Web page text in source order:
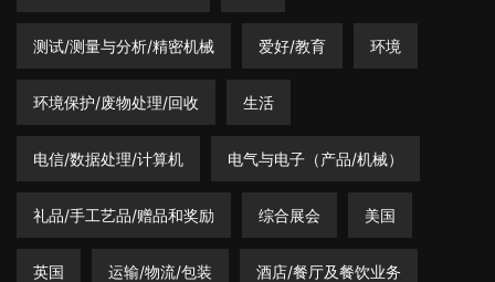
测试/测量与分析/精密机械 爱好/教育 环境
环境保护/废物处理/回收 生活
电信/数据处理/计算机 电气与电子（产品/机械）
礼品/手工艺品/赠品和奖励 综合展会 美国
英国 运输/物流/包装 酒店/餐厅及餐饮业务